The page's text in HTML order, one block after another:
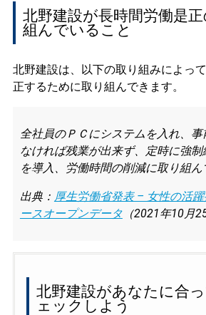
北野建設が長時間労働是
組んでいること
北野建設は、以下の取り組みによっ
正するために取り組んできます。
全社員のＰＣにシステムを入れ、
なければ残業が出来ず、定時に強
を導入、労働時間の削減に取り組ん
出典： 厚生労働省発表 – 女性の活
ースオープンデータ（2021年10月
北野建設があなたに合
ェックしよう